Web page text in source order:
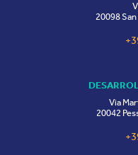
20098
Via
20042